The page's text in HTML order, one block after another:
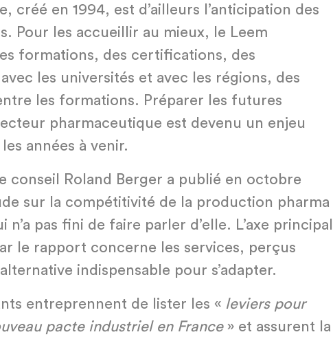
créé en 1994, est d’ailleurs l’anticipation des
Pour les accueillir au mieux, le Leem
formations, des certifications, des
les universités et avec les régions, des
les formations. Préparer les futures
pharmaceutique est devenu un enjeu
années à venir.
conseil Roland Berger a publié en octobre
sur la compétitivité de la production pharma
n’a pas fini de faire parler d’elle. L’axe principal
le rapport concerne les services, perçus
indispensable pour s’adapter.
entreprennent de lister les « leviers pour
pacte industriel en France» et assurent la